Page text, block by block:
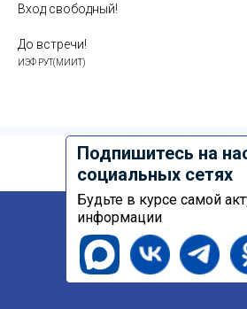
Вход свободный!
До встречи!
ИЭФ РУТ(МИИТ)
Подпишитесь на
социальных сетях
Будьте в курсе самой
информации